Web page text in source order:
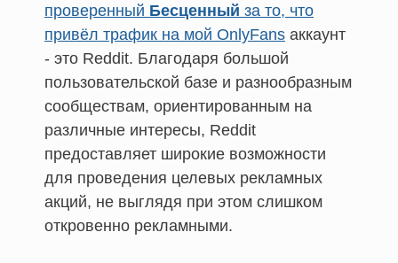
проверенный Бесценный за то, что
привёл трафик на мой OnlyFans аккаунт
- это Reddit. Благодаря большой
пользовательской базе и разнообразным
сообществам, ориентированным на
различные интересы, Reddit
предоставляет широкие возможности
для проведения целевых рекламных
акций, не выглядя при этом слишком
откровенно рекламными.